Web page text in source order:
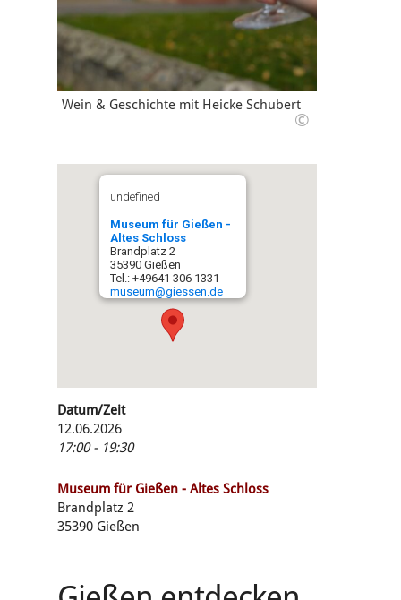
Wein & Geschichte mit Heicke Schubert
©
undefined
Museum für Gießen -
Altes Schloss
Brandplatz 2
35390 Gießen
Tel.: +49641 306 1331
museum@giessen.de
Datum/Zeit
12.06.2026
17:00 - 19:30
Museum für Gießen - Altes Schloss
Brandplatz 2
35390 Gießen